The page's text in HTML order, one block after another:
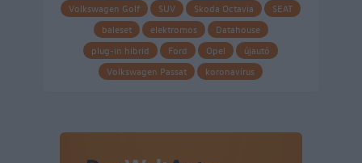
Volkswagen Golf
SUV Skoda Octavia
SEAT
baleset
elektromos
Datahouse
plug-in hibrid
Ford Opel
újautó
Volkswagen Passat
koronavírus